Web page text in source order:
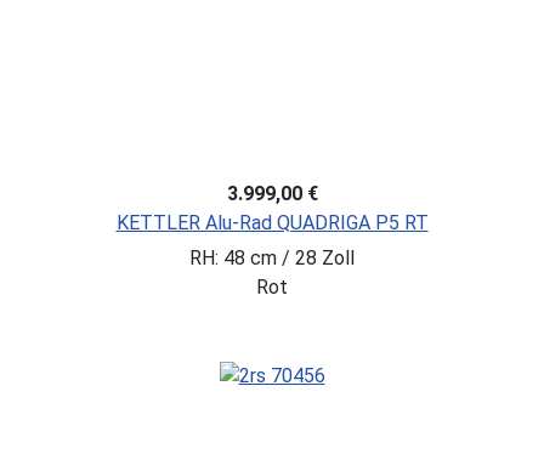
3.999,00 €
KETTLER Alu-Rad QUADRIGA P5 RT
RH: 48 cm / 28 Zoll
Rot